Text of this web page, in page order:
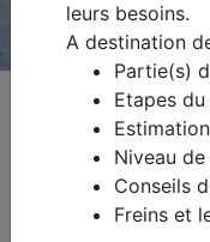
>
leurs besoins.
A destination
Partie(s)
Etapes
Niveau
Conseils
Freins et